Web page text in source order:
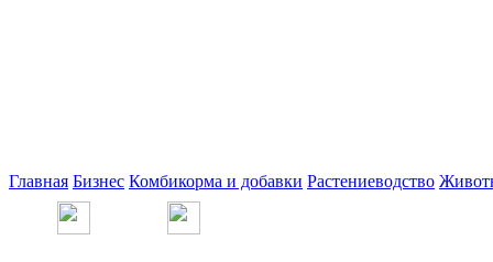
Главная Бизнес Комбикорма и добавки Растениеводство